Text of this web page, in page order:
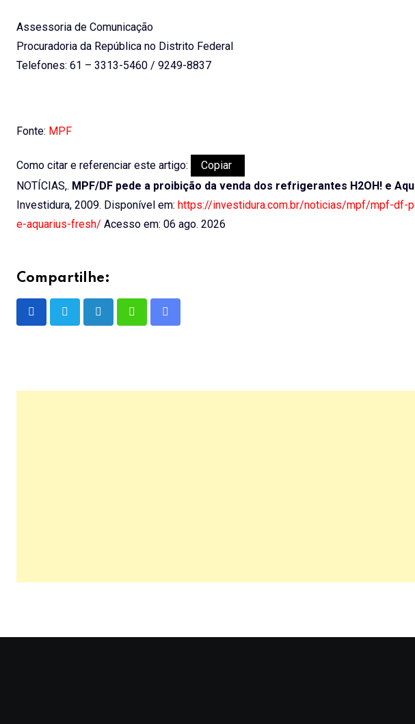
Assessoria de Comunicação
Procuradoria da República no Distrito Federal
Telefones: 61 – 3313-5460 / 9249-8837
Fonte: MPF
Como citar e referenciar este artigo:
Copiar
NOTÍCIAS,. MPF/DF pede a proibição da venda dos refrigerantes H2OH! e
Investidura, 2009. Disponível em: https://investidura.com.br/noticias/mpf/mpf-df-
e-aquarius-fresh/ Acesso em: 06 ago. 2026
Compartilhe:
LinkedInWhatsappShare